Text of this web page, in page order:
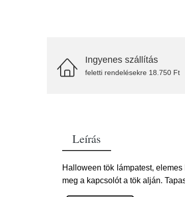
Ingyenes szállítás
feletti rendelésekre 18.750 Ft
Leírás
Halloween tök lámpatest,
meg a kapcsolót a tök alján.